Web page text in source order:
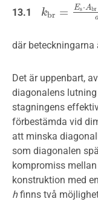
13.1 kbr = Es⋅Abr
kbr= Es Abr⋅
där beteckningarna
Det är uppenbart, av
diagonalens
stagningens
förbestämda vid
att minska
som diagonalen
kompromiss
konstruktion med
hfinns två